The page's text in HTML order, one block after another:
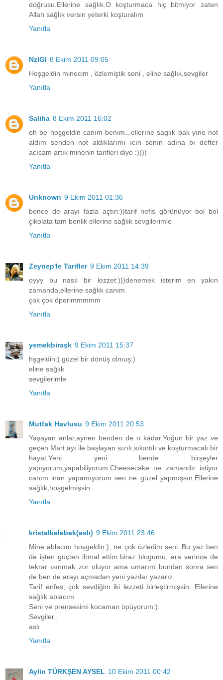
doğrusu.Ellerine sağlık.O koşturmaca hiç bitmiyor zaten
Allah sağlık versin yeterki koşturalım
Yanıtla
NzlGl 8 Ekim 2011 09:05
Hoşgeldin minecim , özlemiştik seni , eline sağlık,sevgiler
Yanıtla
Saliha 8 Ekim 2011 16:02
oh be hoşgeldin canım benım...ellerıne saglık bak yıne not
aldım senden not aldıklarımı ıcın senın adına bı defter
acıcam artık minenin tarifleri diye :))))
Yanıtla
Unknown 9 Ekim 2011 01:36
bence de arayı fazla açtın:))tarif nefis görünüyor bol bol
çikolata tam benlik ellerine sağlık sevgilerimle
Yanıtla
Zeynep'le Tarifler 9 Ekim 2011 14:39
oyyy bu nasıl bir lezzet:)))denemek isterim en yakın
zamanda,ellerine sağlık canım.
çok çok öperimmmmm
Yanıtla
yemekbiraşk 9 Ekim 2011 15:37
hşgeldin:) güzel bir dönüş olmuş:)
eline sağlık
sevgilerimle
Yanıtla
Mutfak Havlusu 9 Ekim 2011 20:53
Yaşayan anlar,aynen benden de o kadar.Yoğun bir yaz ve
geçen Mart ayı ile başlayan sızılı,sıkıntılı ve koşturmacalı bir
hayat.Yeni yeni bende birşeyler
yapıyorum,yapabiliyorum.Cheesecake ne zamandır istiyor
canım inan yapamıyorum sen ne güzel yapmışsın.Ellerine
sağlık,hoşgelmişsin.
Yanıtla
kristalkelebek(aslı) 9 Ekim 2011 23:46
Mine ablacım hoşgeldin:), ne çok özledim seni..Bu yaz ben
de işten güçten ihmal ettim biraz blogumu, ara verince de
tekrar ısınmak zor oluyor ama umarım bundan sonra sen
de ben de arayı açmadan yeni yazılar yazarız.
Tarif enfes; çok sevdiğim iki lezzeti birleştirmişsin. Ellerine
sağlık ablacım.
Seni ve prensesimi kocaman öpüyorum:).
Sevgiler..
aslı
Yanıtla
Aylin TÜRKŞEN AYSEL 10 Ekim 2011 00:42